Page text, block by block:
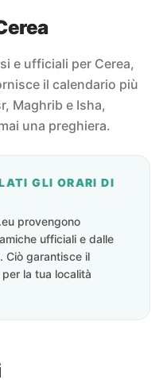
e ufficiali per Cerea,
il calendario più
Maghrib e Isha,
una preghiera.
GLI ORARI DI
provengono
ufficiali e dalle
Ciò garantisce il
la tua località